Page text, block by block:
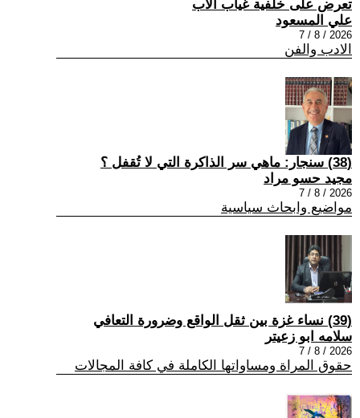
تعرض على خلفية غياب الأب
علي المسعود
2026 / 8 / 7
الادب والفن
(38) سنجار: ماهي سر الذاكرة التي لا تُقفل ؟
مجيد حسو مراد
2026 / 8 / 7
مواضيع وابحاث سياسية
(39) نساء غزة بين ثقل الواقع وضرورة التعافي
سلامه ابو زعيتر
2026 / 8 / 7
حقوق المراة ومساواتها الكاملة في كافة المجالات